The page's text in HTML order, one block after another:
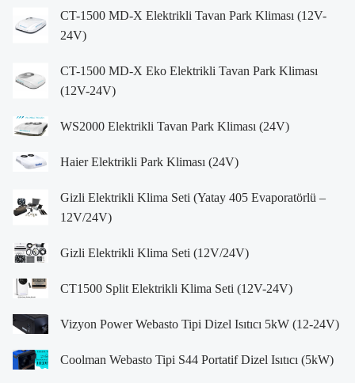
CT-1500 MD-X Elektrikli Tavan Park Kliması (12V-
24V)
CT-1500 MD-X Eko Elektrikli Tavan Park Kliması
(12V-24V)
WS2000 Elektrikli Tavan Park Kliması (24V)
Haier Elektrikli Park Kliması (24V)
Gizli Elektrikli Klima Seti (Yatay 405 Evaporatörlü –
12V/24V)
Gizli Elektrikli Klima Seti (12V/24V)
CT1500 Split Elektrikli Klima Seti (12V-24V)
Vizyon Power Webasto Tipi Dizel Isıtıcı 5kW (12-24V)
Coolman Webasto Tipi S44 Portatif Dizel Isıtıcı (5kW)